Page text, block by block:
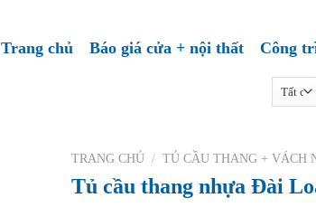
Trang chủ Báo giá cửa + nội thất Công
TRANG CHỦ / TỦ CẦU THANG + VÁCH
Tủ cầu thang nhựa Đài